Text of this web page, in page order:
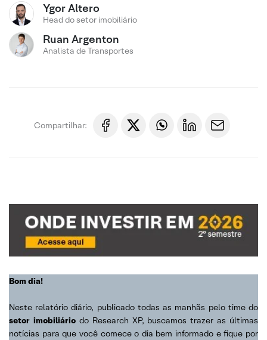
Ygor Altero
Head do setor imobiliário
Ruan Argenton
Analista de Transportes
Compartilhar:
Bom dia!
Neste relatório diário, publicado todas as manhãs pelo time do
setor imobiliário do Research XP, buscamos trazer as últimas
notícias para que você comece o dia bem informado e fique por